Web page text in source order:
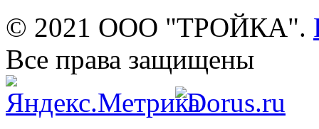
© 2021 ООО "ТРОЙКА".
Все права защищены